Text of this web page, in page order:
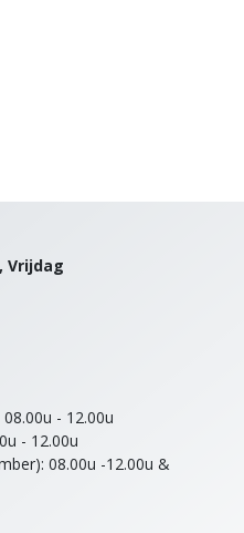
Vrijdag
- 12.00u
- 12.00u
08.00u -12.00u &